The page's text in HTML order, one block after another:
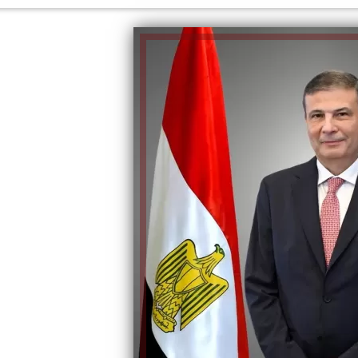
الكاتبة إلهام شرشر تهنئ الرئيس
السيسي بعيد ميلاده وتُشيد بجهوده رسالتى لآخر الزمان «محطة الضبعة
النووية»... من الحلم إلى التنفيذ